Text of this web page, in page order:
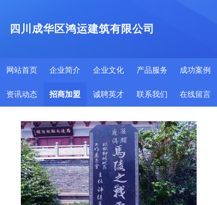
四川成华区鸿运建筑有限公司
网站首页 企业简介 企业文化 产品服务 成功案例
资讯动态 招商加盟 诚聘英才 联系我们 在线留言